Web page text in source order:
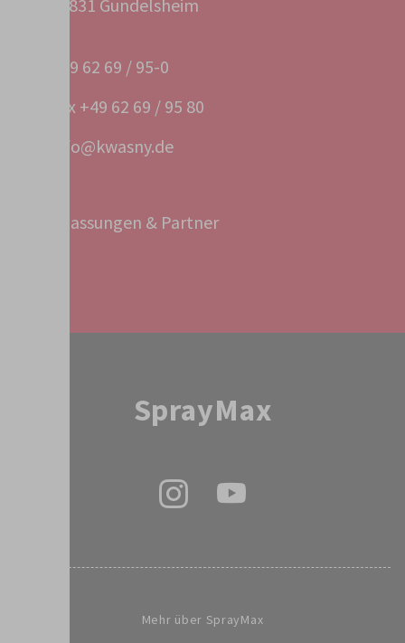
74831 Gundelsheim
+49 62 69 / 95-0
Fax +49 62 69 / 95 80
info@kwasny.de
Niederlassungen & Partner
SprayMax
Mehr über SprayMax